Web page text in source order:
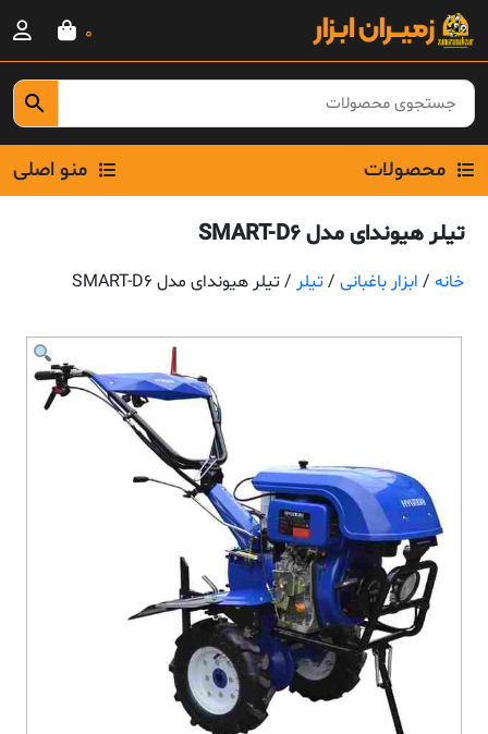
Skip
content
0
محصولات منو اصلی
تیلر هیوندای مدل SMART-D6
خانه / ابزار باغبانی /تیلر / تیلر هیوندای مدل SMART-D6